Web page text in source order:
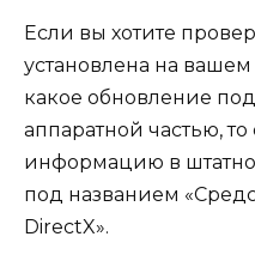
Если вы хотите
установлена на
какое обновление
аппаратной частью,
информацию в
под названием
DirectX».